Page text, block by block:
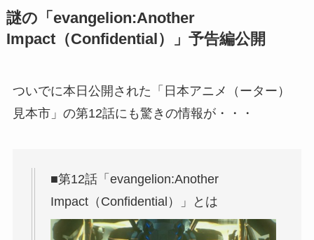
謎の「evangelion:Another
Impact（Confidential）」予告編公開
ついでに本日公開された「日本アニメ（ーター）
見本市」の第12話にも驚きの情報が・・・
■第12話「evangelion:Another
Impact（Confidential）」とは